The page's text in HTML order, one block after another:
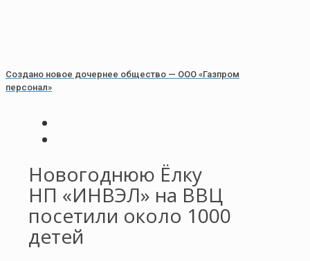
Создано новое дочернее общество — ООО «Газпром
персонал»
Новогоднюю Ёлку
НП «ИНВЭЛ» на ВВЦ
посетили около 1000
детей